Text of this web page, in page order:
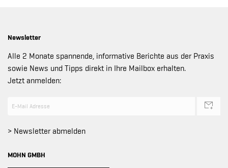
Newsletter
Alle 2 Monate spannende, informative Berichte aus der Praxis
sowie News und Tipps direkt in Ihre Mailbox erhalten.
Jetzt anmelden:
> Newsletter abmelden
MOHN GMBH